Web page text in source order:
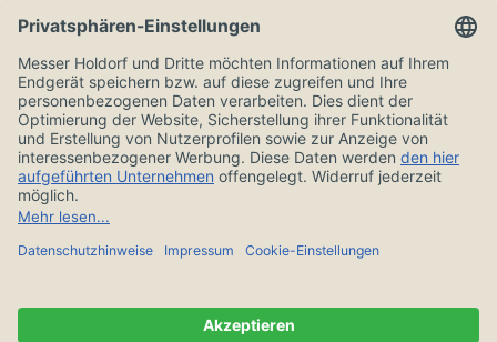
Zahlungsoptionen
Alle Preise in Euro und inkl. der gesetzlichen Mehrwertsteuer, zzgl.